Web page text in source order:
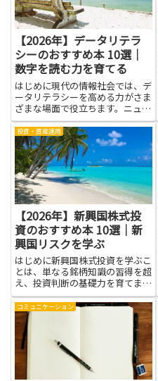
【2026年】データリテラ
シーのおすすめ本 10選｜
数字を読む力を育てる
はじめに現代の情報社会では、デ
ータリテラシーを高める力がさま
ざまな場面で役立ちます。ニュー
スの統計や企業の指標を理解する
ことで、判断に自信が生まれ、誤
解や偽情報に惑わされにくくなり
ます。本記事は、データリテラシ
ーを高める手がかりを、暮らし
と...
投資・資産運用
【2026年】新興国株式投
資のおすすめ本 10選｜新
興国リスクを学ぶ
はじめに新興国株式投資を学ぶこ
とは、単なる銘柄知識の習得を超
え、投資判断の基礎力を育てま
す。特に新興国リスクの理解は重
要で、政治や通貨、経済構造の違
いが投資成績にどう影響するかを
把握できれば、感情に流されずに
冷静な判断がしやすくなります。
本...
コミュニケーション